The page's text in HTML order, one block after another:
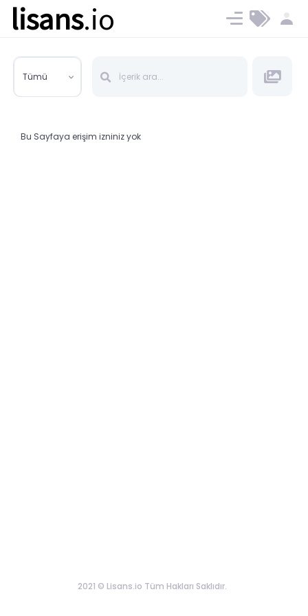
lisans.io Ücret ve Planlar
Tümü
Bu Sayfaya erişim izniniz yok
2021 © Lisans.io Tüm Hakları Saklıdır.